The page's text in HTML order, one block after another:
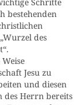
bestehenden
des
Jesu zu
und diesen
des Herrn bereits